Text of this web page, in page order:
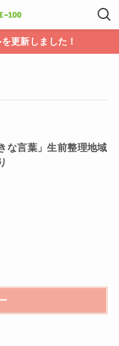
更新しました！
な言葉」生前整理地域